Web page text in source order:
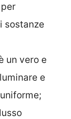
sostanze
un vero e
e